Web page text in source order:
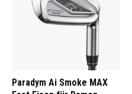
Paradym Ai Smoke MAX